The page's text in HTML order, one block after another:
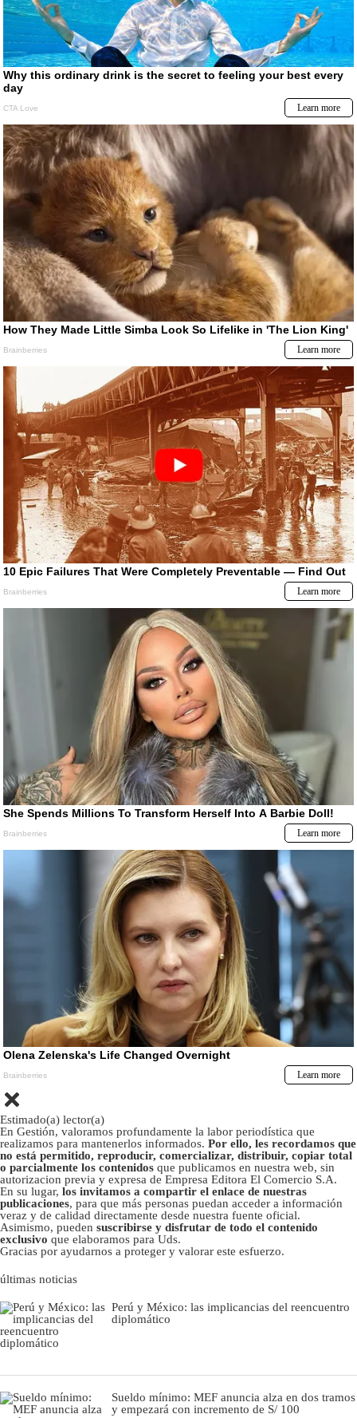
Estimado(a) lector(a)
En Gestión, valoramos profundamente la labor periodística que
realizamos para mantenerlos informados. Por ello, les recordamos que
no está permitido, reproducir, comercializar, distribuir, copiar total
o parcialmente los contenidos que publicamos en nuestra web, sin
autorizacion previa y expresa de Empresa Editora El Comercio S.A.
En su lugar, los invitamos a compartir el enlace de nuestras
publicaciones, para que más personas puedan acceder a información
veraz y de calidad directamente desde nuestra fuente oficial.
Asimismo, pueden suscribirse y disfrutar de todo el contenido
exclusivo que elaboramos para Uds.
Gracias por ayudarnos a proteger y valorar este esfuerzo.
últimas noticias
Perú y México: las implicancias del reencuentro
diplomático
Sueldo mínimo: MEF anuncia alza en dos tramos
y empezará con incremento de S/ 100